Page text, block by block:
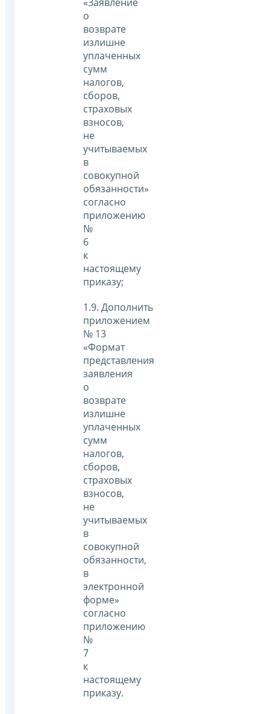
о
возврате
излишне
уплаченных
сумм
налогов,
сборов,
страховых
взносов,
не
учитываемых
в
совокупной
обязанности»
согласно
приложению
№
6
к
настоящему
приказу;
1.9. Дополнить
приложением
№ 13
«Формат
представления
заявления
о
возврате
излишне
уплаченных
сумм
налогов,
сборов,
страховых
взносов,
не
учитываемых
в
совокупной
обязанности,
в
электронной
форме»
согласно
приложению
№
7
к
настоящему
приказу.